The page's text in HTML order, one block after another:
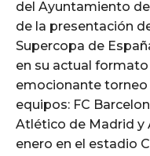
del Ayuntamiento
de la presentación
Supercopa de
en su actual
emocionante torneo
equipos: FC
Atlético de Madrid y
enero en el estadio